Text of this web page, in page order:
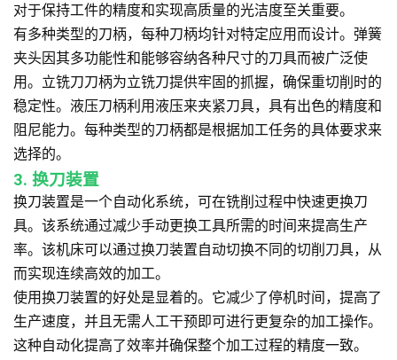
对于保持工件的精度和实现高质量的光洁度至关重要。
有多种类型的刀柄，每种刀柄均针对特定应用而设计。弹簧
夹头因其多功能性和能够容纳各种尺寸的刀具而被广泛使
用。立铣刀刀柄为立铣刀提供牢固的抓握，确保重切削时的
稳定性。液压刀柄利用液压来夹紧刀具，具有出色的精度和
阻尼能力。每种类型的刀柄都是根据加工任务的具体要求来
选择的。
3. 换刀装置
换刀装置是一个自动化系统，可在铣削过程中快速更换刀
具。该系统通过减少手动更换工具所需的时间来提高生产
率。该机床可以通过换刀装置自动切换不同的切削刀具，从
而实现连续高效的加工。
使用换刀装置的好处是显着的。它减少了停机时间，提高了
生产速度，并且无需人工干预即可进行更复杂的加工操作。
这种自动化提高了效率并确保整个加工过程的精度一致。